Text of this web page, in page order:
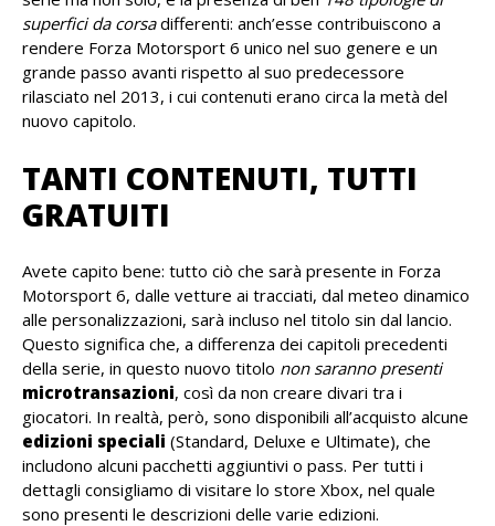
superfici da corsadifferenti: anch’esse contribuiscono a
rendere Forza Motorsport 6 unico nel suo genere e un
grande passo avanti rispetto al suo predecessore
rilasciato nel 2013, i cui contenuti erano circa la metà del
nuovo capitolo.
TANTI CONTENUTI, TUTTI
GRATUITI
Avete capito bene: tutto ciò che sarà presente in Forza
Motorsport 6, dalle vetture ai tracciati, dal meteo dinamico
alle personalizzazioni, sarà incluso nel titolo sin dal lancio.
Questo significa che, a differenza dei capitoli precedenti
della serie, in questo nuovo titolo non saranno presenti
microtransazioni, così da non creare divari tra i
giocatori. In realtà, però, sono disponibili all’acquisto alcune
edizioni speciali (Standard, Deluxe e Ultimate), che
includono alcuni pacchetti aggiuntivi o pass. Per tutti i
dettagli consigliamo di visitare lo store Xbox, nel quale
sono presenti le descrizioni delle varie edizioni.